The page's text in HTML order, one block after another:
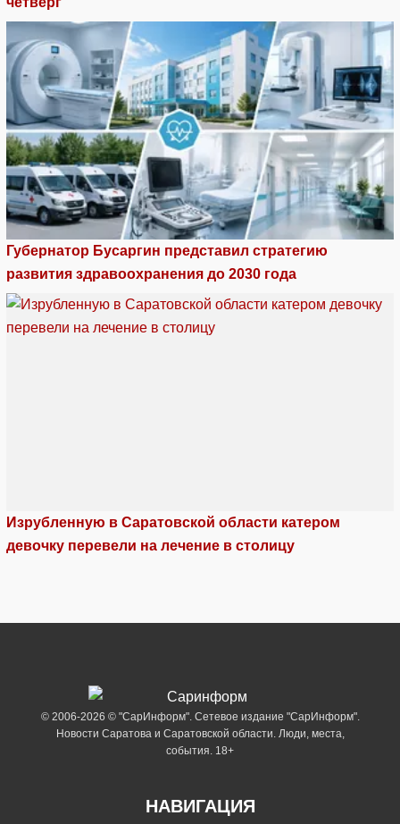
Губернатор Бусаргин представил стратегию
развития здравоохранения до 2030 года
Изрубленную в Саратовской области катером
девочку перевели на лечение в столицу
© 2006-2026 © "СарИнформ". Сетевое издание "СарИнформ".
Новости Саратова и Саратовской области. Люди, места,
события. 18+
НАВИГАЦИЯ